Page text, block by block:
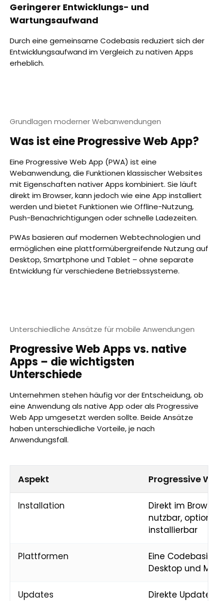
Geringerer Entwicklungs- und
Wartungsaufwand
Durch eine gemeinsame Codebasis reduziert sich der
Entwicklungsaufwand im Vergleich zu nativen Apps
erheblich.
Grundlagen moderner Webanwendungen
Was ist eine Progressive Web App?
Eine Progressive Web App (PWA) ist eine
Webanwendung, die Funktionen klassischer Websites
mit Eigenschaften nativer Apps kombiniert. Sie läuft
direkt im Browser, kann jedoch wie eine App installiert
werden und bietet Funktionen wie Offline-Nutzung,
Push-Benachrichtigungen oder schnelle Ladezeiten.
PWAs basieren auf modernen Webtechnologien und
ermöglichen eine plattformübergreifende Nutzung auf
Desktop, Smartphone und Tablet – ohne separate
Entwicklung für verschiedene Betriebssysteme.
Unterschiedliche Ansätze für mobile Anwendungen
Progressive Web Apps vs. native
Apps – die wichtigsten
Unterschiede
Unternehmen stehen häufig vor der Entscheidung, ob
eine Anwendung als native App oder als Progressive
Web App umgesetzt werden sollte. Beide Ansätze
haben unterschiedliche Vorteile, je nach
Anwendungsfall.
Aspekt Progressive
Installation
Direkt im
nutzbar,
installierbar
Plattformen
Eine Codebasis
Desktop und
Updates
Direkte Updates